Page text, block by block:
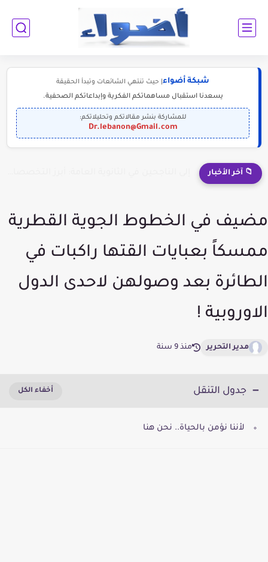
شبكة أضواء | حيث تنتهي الشائعات وتبدأ الحقيقة
يسعدنا استقبال مساهماتكم الفكرية وإبداعاتكم الصحفية.
للمشاركة بنشر مقالاتكم وتحليلاتكم:
Dr.lebanon@Gmail.com
📁 آخر الأخبار
مضيف في الخطوط الجوية القطرية
ممسكاً بعبايات القتها راكبات في
الطائرة بعد وصولهن لاحدى الدول
الاوروبية !
مدير التحرير منذ 9 سنة
جدول التنقل
لأننا نؤمن بالحياة.. نحن هنا